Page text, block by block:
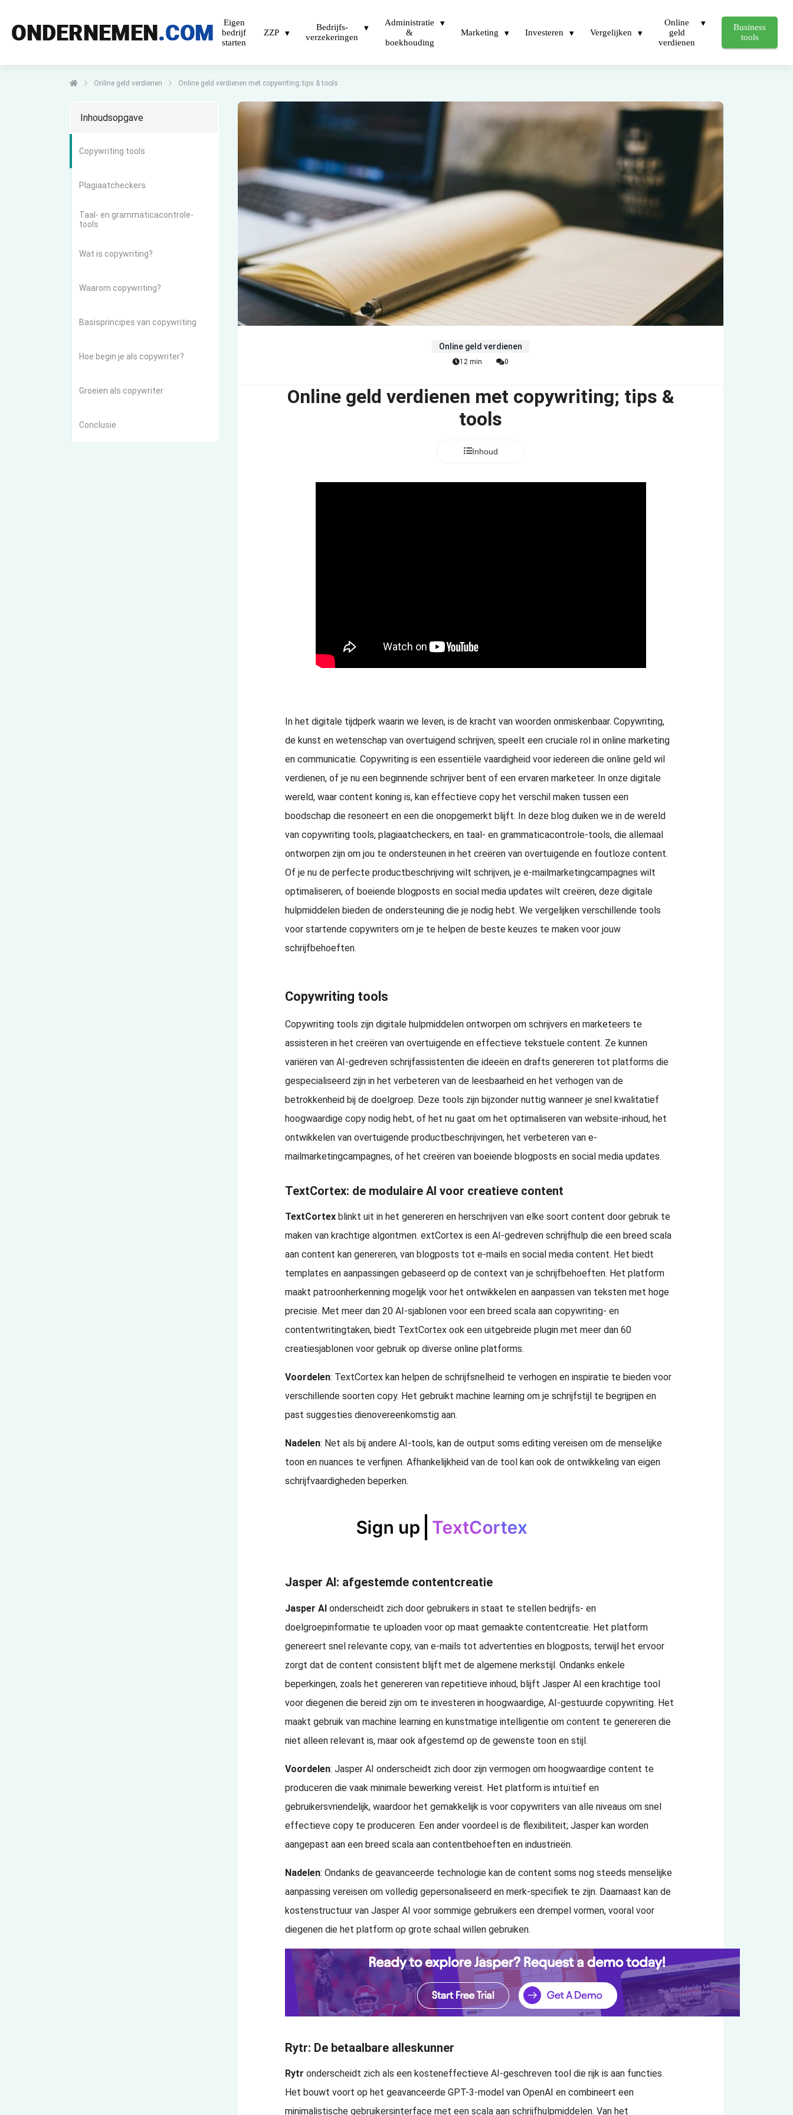
Eigen
bedrijf
starten
ZZP
Bedrijfs-
verzekeringen
Administratie
&
boekhouding
Marketing Investeren Vergelijken
Online
geld
verdienen
Business
tools
Online geld verdienen Online geld verdienen met copywriting; tips & tools
Inhoudsopgave
Copywriting tools
Plagiaatcheckers
Taal- en grammaticacontrole-
tools
Wat is copywriting?
Waarom copywriting?
Basisprincipes van copywriting
Hoe begin je als copywriter?
Groeien als copywriter
Conclusie
Online geld verdienen
12 min 0
Online geld verdienen met copywriting; tips &
tools
Inhoud
In het digitale tijdperk waarin we leven, is de kracht van woorden onmiskenbaar. Copywriting,
de kunst en wetenschap van overtuigend schrijven, speelt een cruciale rol in online marketing
en communicatie. Copywriting is een essentiële vaardigheid voor iedereen die online geld wil
verdienen, of je nu een beginnende schrijver bent of een ervaren marketeer. In onze digitale
wereld, waar content koning is, kan effectieve copy het verschil maken tussen een
boodschap die resoneert en een die onopgemerkt blijft. In deze blog duiken we in de wereld
van copywriting tools, plagiaatcheckers, en taal- en grammaticacontrole-tools, die allemaal
ontworpen zijn om jou te ondersteunen in het creëren van overtuigende en foutloze content.
Of je nu de perfecte productbeschrijving wilt schrijven, je e-mailmarketingcampagnes wilt
optimaliseren, of boeiende blogposts en social media updates wilt creëren, deze digitale
hulpmiddelen bieden de ondersteuning die je nodig hebt. We vergelijken verschillende tools
voor startende copywriters om je te helpen de beste keuzes te maken voor jouw
schrijfbehoeften.
Copywriting tools
Copywriting tools zijn digitale hulpmiddelen ontworpen om schrijvers en marketeers te
assisteren in het creëren van overtuigende en effectieve tekstuele content. Ze kunnen
variëren van AI-gedreven schrijfassistenten die ideeën en drafts genereren tot platforms die
gespecialiseerd zijn in het verbeteren van de leesbaarheid en het verhogen van de
betrokkenheid bij de doelgroep. Deze tools zijn bijzonder nuttig wanneer je snel kwalitatief
hoogwaardige copy nodig hebt, of het nu gaat om het optimaliseren van website-inhoud, het
ontwikkelen van overtuigende productbeschrijvingen, het verbeteren van e-
mailmarketingcampagnes, of het creëren van boeiende blogposts en social media updates.
TextCortex: de modulaire AI voor creatieve content
TextCortex blinkt uit in het genereren en herschrijven van elke soort content door gebruik te
maken van krachtige algoritmen. extCortex is een AI-gedreven schrijfhulp die een breed scala
aan content kan genereren, van blogposts tot e-mails en social media content. Het biedt
templates en aanpassingen gebaseerd op de context van je schrijfbehoeften. Het platform
maakt patroonherkenning mogelijk voor het ontwikkelen en aanpassen van teksten met hoge
precisie. Met meer dan 20 AI-sjablonen voor een breed scala aan copywriting- en
contentwritingtaken, biedt TextCortex ook een uitgebreide plugin met meer dan 60
creatiesjablonen voor gebruik op diverse online platforms.
Voordelen: TextCortex kan helpen de schrijfsnelheid te verhogen en inspiratie te bieden voor
verschillende soorten copy. Het gebruikt machine learning om je schrijfstijl te begrijpen en
past suggesties dienovereenkomstig aan.
Nadelen: Net als bij andere AI-tools, kan de output soms editing vereisen om de menselijke
toon en nuances te verfijnen. Afhankelijkheid van de tool kan ook de ontwikkeling van eigen
schrijfvaardigheden beperken.
Jasper AI: afgestemde contentcreatie
Jasper AI onderscheidt zich door gebruikers in staat te stellen bedrijfs- en
doelgroepinformatie te uploaden voor op maat gemaakte contentcreatie. Het platform
genereert snel relevante copy, van e-mails tot advertenties en blogposts, terwijl het ervoor
zorgt dat de content consistent blijft met de algemene merkstijl. Ondanks enkele
beperkingen, zoals het genereren van repetitieve inhoud, blijft Jasper AI een krachtige tool
voor diegenen die bereid zijn om te investeren in hoogwaardige, AI-gestuurde copywriting. Het
maakt gebruik van machine learning en kunstmatige intelligentie om content te genereren die
niet alleen relevant is, maar ook afgestemd op de gewenste toon en stijl.
Voordelen: Jasper AI onderscheidt zich door zijn vermogen om hoogwaardige content te
produceren die vaak minimale bewerking vereist. Het platform is intuïtief en
gebruikersvriendelijk, waardoor het gemakkelijk is voor copywriters van alle niveaus om snel
effectieve copy te produceren. Een ander voordeel is de flexibiliteit; Jasper kan worden
aangepast aan een breed scala aan contentbehoeften en industrieën.
Nadelen: Ondanks de geavanceerde technologie kan de content soms nog steeds menselijke
aanpassing vereisen om volledig gepersonaliseerd en merk-specifiek te zijn. Daarnaast kan de
kostenstructuur van Jasper AI voor sommige gebruikers een drempel vormen, vooral voor
diegenen die het platform op grote schaal willen gebruiken.
Rytr: De betaalbare alleskunner
Rytr onderscheidt zich als een kosteneffectieve AI-geschreven tool die rijk is aan functies.
Het bouwt voort op het geavanceerde GPT-3-model van OpenAI en combineert een
minimalistische gebruikersinterface met een scala aan schrijfhulpmiddelen. Van het